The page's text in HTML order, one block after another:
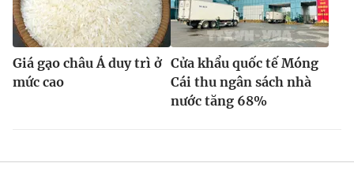
Giá gạo châu Á duy trì ở
mức cao
Cửa khẩu quốc tế Móng
Cái thu ngân sách nhà
nước tăng 68%